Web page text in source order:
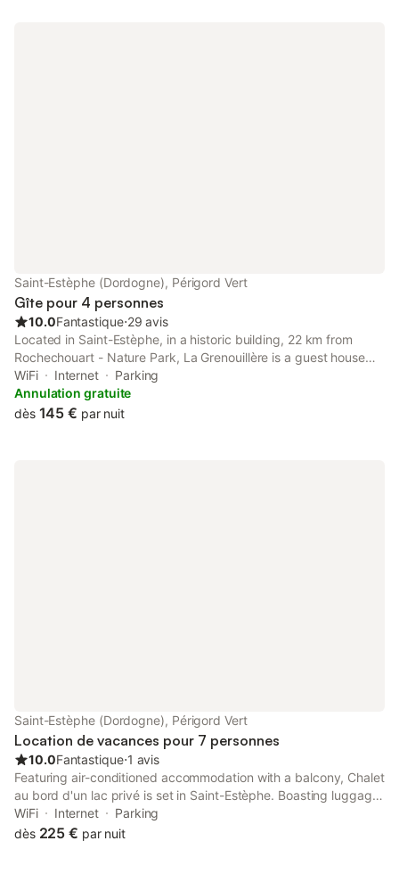
Saint-Estèphe (Dordogne), Périgord Vert
Gîte pour 4 personnes
10.0Fantastique⋅29 avis
Located in Saint-Estèphe, in a historic building, 22 km from
Rochechouart - Nature Park, La Grenouillère is a guest house
with a garden and shared lounge. This property offers access to
a terrace, free private parking and free WiFi.
WiFi Internet
Parking
Annulation gratuite
dès 145 € par nuit
Saint-Estèphe (Dordogne), Périgord Vert
Location de vacances pour 7 personnes
10.0Fantastique⋅1 avis
Featuring air-conditioned accommodation with a balcony, Chalet
au bord d'un lac privé is set in Saint-Estèphe. Boasting luggage
storage space, this property also provides guests with a picnic
area.
WiFi Internet
Parking
dès 225 € par nuit